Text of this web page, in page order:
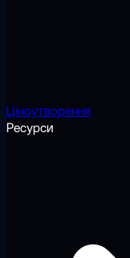
Ціноутворення
Ресурси